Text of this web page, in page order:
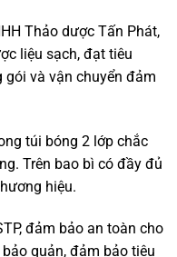
Thảo dược Tấn Phát,
liệu sạch, đạt tiêu
và vận chuyển đảm
túi bóng 2 lớp chắc
Trên bao bì có đầy đủ
hiệu.
đảm bảo an toàn cho
quản, đảm bảo tiêu